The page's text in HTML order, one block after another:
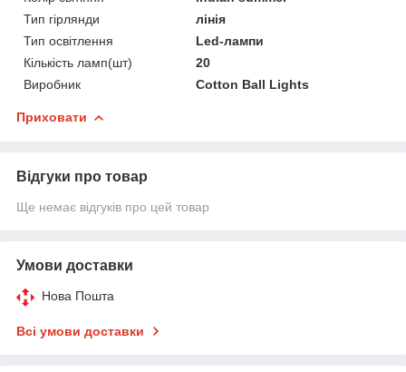
Тип гірлянди
лінія
Тип освітлення
Led-лампи
Кількість ламп(шт)
20
Виробник
Cotton Ball Lights
Приховати
Відгуки про товар
Ще немає відгуків про цей товар
Умови доставки
Нова Пошта
Всі умови доставки